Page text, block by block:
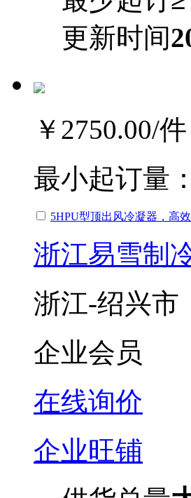
更新时间
￥2750.00/件
最小起订量：
5HPU型顶出风冷凝器，高
浙江易雪制
浙江-绍兴市
企业会员
在线询价
企业旺铺